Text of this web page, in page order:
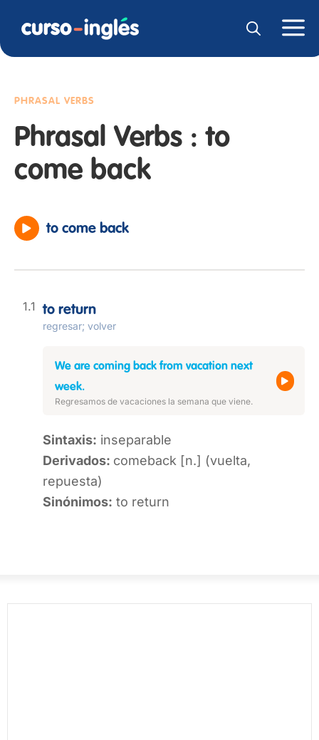
PHRASAL VERBS
Phrasal Verbs : to
come back
to come back
to return
regresar; volver
We are coming back from vacation next
week.
Regresamos de vacaciones la semana que viene.
Sintaxis: inseparable
Derivados: comeback [n.] (vuelta,
repuesta)
Sinónimos: to return